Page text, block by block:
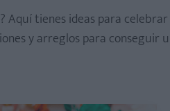
Aquí tienes ideas para
y arreglos para conseguir